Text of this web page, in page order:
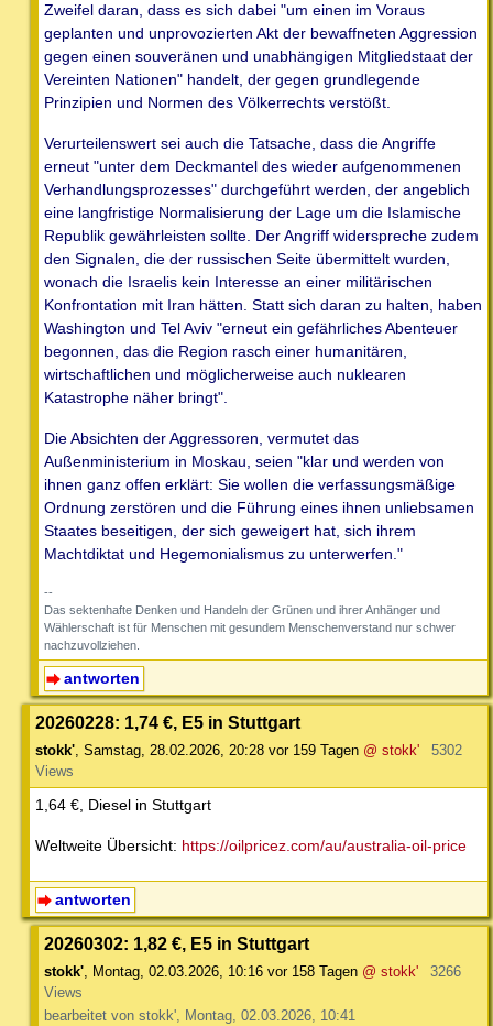
Zweifel daran, dass es sich dabei "um einen im Voraus
geplanten und unprovozierten Akt der bewaffneten Aggression
gegen einen souveränen und unabhängigen Mitgliedstaat der
Vereinten Nationen" handelt, der gegen grundlegende
Prinzipien und Normen des Völkerrechts verstößt.
Verurteilenswert sei auch die Tatsache, dass die Angriffe
erneut "unter dem Deckmantel des wieder aufgenommenen
Verhandlungsprozesses" durchgeführt werden, der angeblich
eine langfristige Normalisierung der Lage um die Islamische
Republik gewährleisten sollte. Der Angriff widerspreche zudem
den Signalen, die der russischen Seite übermittelt wurden,
wonach die Israelis kein Interesse an einer militärischen
Konfrontation mit Iran hätten. Statt sich daran zu halten, haben
Washington und Tel Aviv "erneut ein gefährliches Abenteuer
begonnen, das die Region rasch einer humanitären,
wirtschaftlichen und möglicherweise auch nuklearen
Katastrophe näher bringt".
Die Absichten der Aggressoren, vermutet das
Außenministerium in Moskau, seien "klar und werden von
ihnen ganz offen erklärt: Sie wollen die verfassungsmäßige
Ordnung zerstören und die Führung eines ihnen unliebsamen
Staates beseitigen, der sich geweigert hat, sich ihrem
Machtdiktat und Hegemonialismus zu unterwerfen."
--
Das sektenhafte Denken und Handeln der Grünen und ihrer Anhänger und
Wählerschaft ist für Menschen mit gesundem Menschenverstand nur schwer
nachzuvollziehen.
antworten
20260228: 1,74 €, E5 in Stuttgart
stokk', Samstag, 28.02.2026, 20:28 vor 159 Tagen @ stokk'
5302
Views
1,64 €, Diesel in Stuttgart
Weltweite Übersicht: https://oilpricez.com/au/australia-oil-price
antworten
20260302: 1,82 €, E5 in Stuttgart
stokk', Montag, 02.03.2026, 10:16 vor 158 Tagen @ stokk'
3266
Views
bearbeitet von stokk', Montag, 02.03.2026, 10:41